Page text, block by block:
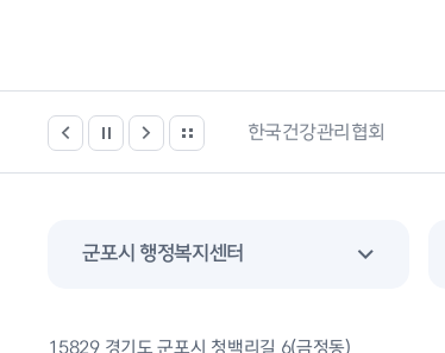
한국건강관리협회 한국가스안전공사
군포시 행정복지센터
15829 경기도 군포시 청백리길 6(금정동)